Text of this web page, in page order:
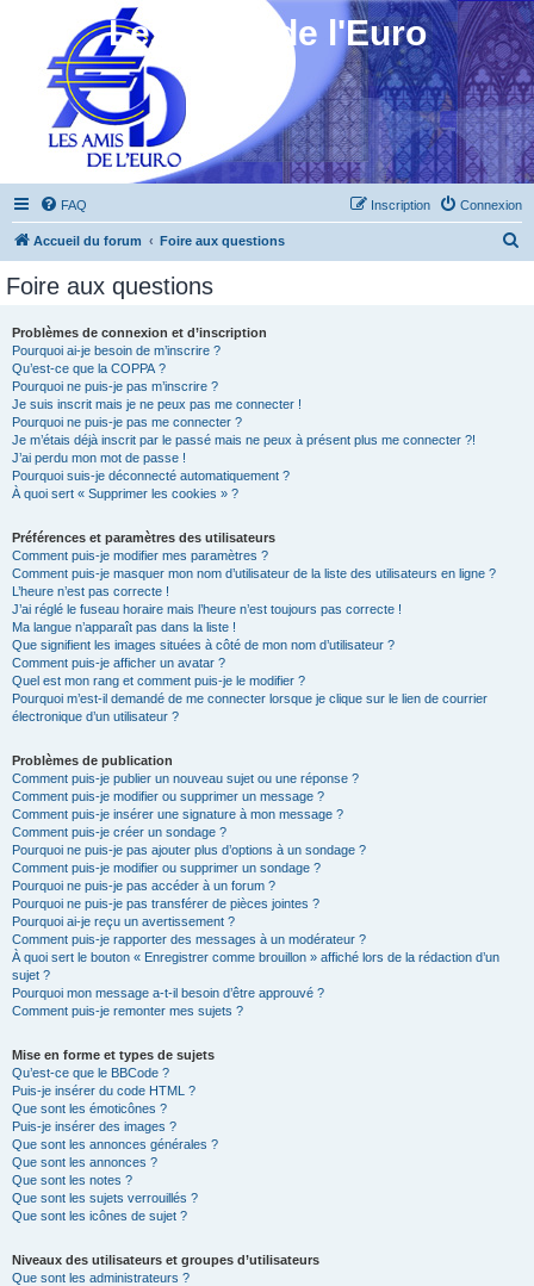
Les Amis de l'Euro
FAQ Connexion
Inscription
Accueil du forum Foire aux questions
Foire aux questions
Problèmes de connexion et d’inscription
Pourquoi ai-je besoin de m’inscrire ?
Qu’est-ce que la COPPA ?
Pourquoi ne puis-je pas m’inscrire ?
Je suis inscrit mais je ne peux pas me connecter !
Pourquoi ne puis-je pas me connecter ?
Je m’étais déjà inscrit par le passé mais ne peux à présent plus me connecter ?!
J’ai perdu mon mot de passe !
Pourquoi suis-je déconnecté automatiquement ?
À quoi sert « Supprimer les cookies » ?
Préférences et paramètres des utilisateurs
Comment puis-je modifier mes paramètres ?
Comment puis-je masquer mon nom d’utilisateur de la liste des utilisateurs en ligne ?
L’heure n’est pas correcte !
J’ai réglé le fuseau horaire mais l’heure n’est toujours pas correcte !
Ma langue n’apparaît pas dans la liste !
Que signifient les images situées à côté de mon nom d’utilisateur ?
Comment puis-je afficher un avatar ?
Quel est mon rang et comment puis-je le modifier ?
Pourquoi m’est-il demandé de me connecter lorsque je clique sur le lien de courrier
électronique d’un utilisateur ?
Problèmes de publication
Comment puis-je publier un nouveau sujet ou une réponse ?
Comment puis-je modifier ou supprimer un message ?
Comment puis-je insérer une signature à mon message ?
Comment puis-je créer un sondage ?
Pourquoi ne puis-je pas ajouter plus d’options à un sondage ?
Comment puis-je modifier ou supprimer un sondage ?
Pourquoi ne puis-je pas accéder à un forum ?
Pourquoi ne puis-je pas transférer de pièces jointes ?
Pourquoi ai-je reçu un avertissement ?
Comment puis-je rapporter des messages à un modérateur ?
À quoi sert le bouton « Enregistrer comme brouillon » affiché lors de la rédaction d’un
sujet ?
Pourquoi mon message a-t-il besoin d’être approuvé ?
Comment puis-je remonter mes sujets ?
Mise en forme et types de sujets
Qu’est-ce que le BBCode ?
Puis-je insérer du code HTML ?
Que sont les émoticônes ?
Puis-je insérer des images ?
Que sont les annonces générales ?
Que sont les annonces ?
Que sont les notes ?
Que sont les sujets verrouillés ?
Que sont les icônes de sujet ?
Niveaux des utilisateurs et groupes d’utilisateurs
Que sont les administrateurs ?